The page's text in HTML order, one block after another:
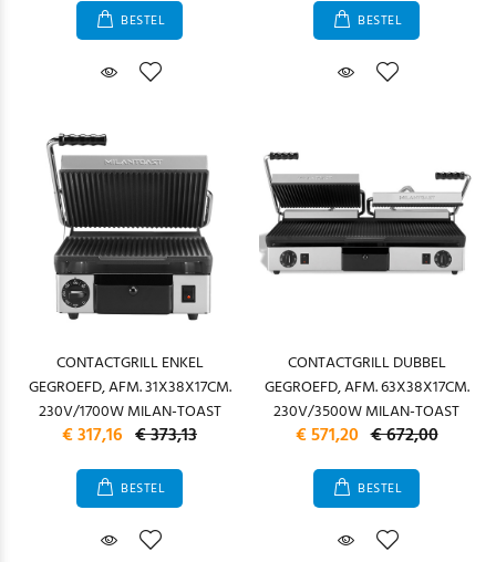
BESTEL BESTEL
CONTACTGRILL ENKEL
GEGROEFD, AFM. 31X38X17CM.
230V/1700W MILAN-TOAST
€ 317,16 € 373,13
BESTEL
CONTACTGRILL DUBBEL
GEGROEFD, AFM. 63X38X17CM.
230V/3500W MILAN-TOAST
€ 571,20 € 672,00
BESTEL